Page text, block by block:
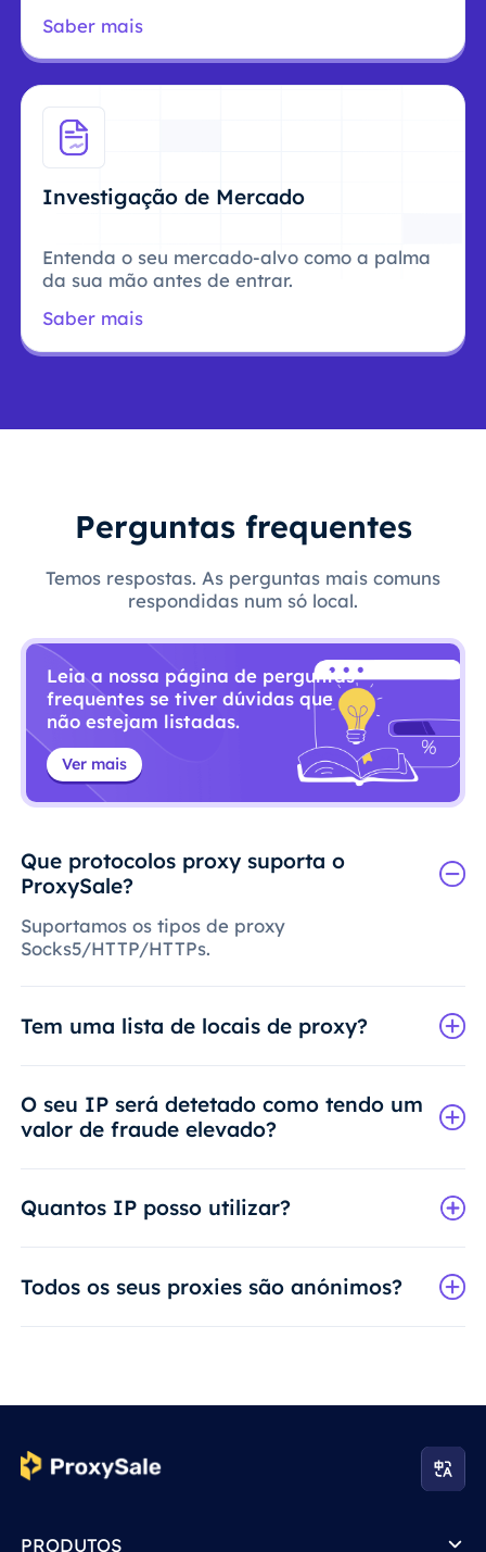
Saber mais
Investigação de Mercado
Entenda o seu mercado-alvo como a palma
da sua mão antes de entrar.
Saber mais
Perguntas frequentes
Temos respostas. As perguntas mais comuns
respondidas num só local.
Leia a nossa página de perguntas
frequentes se tiver dúvidas que
não estejam listadas.
Ver mais
Que protocolos proxy suporta o
ProxySale?
Suportamos os tipos de proxy
Socks5/HTTP/HTTPs.
Tem uma lista de locais de proxy?
O seu IP será detetado como tendo um
valor de fraude elevado?
Quantos IP posso utilizar?
Todos os seus proxies são anónimos?
PRODUTOS